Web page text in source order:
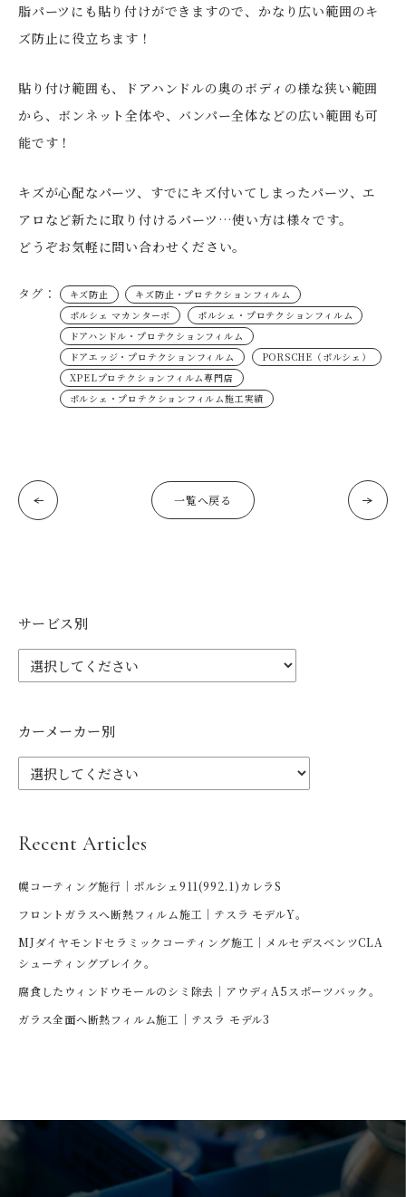
脂パーツにも貼り付けができますので、かなり広い範囲のキ
ズ防止に役立ちます！
貼り付け範囲も、ドアハンドルの奥のボディの様な狭い範囲
から、ボンネット全体や、バンパー全体などの広い範囲も可
能です！
キズが心配なパーツ、すでにキズ付いてしまったパーツ、エ
アロなど新たに取り付けるパーツ…使い方は様々です。
どうぞお気軽に問い合わせください。
タグ： キズ防止
キズ防止・プロテクションフィルム
ポルシェ マカンターボ
ポルシェ・プロテクションフィルム
ドアハンドル・プロテクションフィルム
ドアエッジ・プロテクションフィルム
PORSCHE（ポルシェ）
XPELプロテクションフィルム専門店
ポルシェ・プロテクションフィルム施工実績
一覧へ戻る
サービス別
カーメーカー別
Recent Articles
幌コーティング施行｜ポルシェ911(992.1)カレラS
フロントガラスへ断熱フィルム施工｜テスラ モデルY。
MJダイヤモンドセラミックコーティング施工｜メルセデスベンツCLA
シューティングブレイク。
腐食したウィンドウモールのシミ除去｜アウディA5スポーツバック。
ガラス全面へ断熱フィルム施工｜テスラ モデル3